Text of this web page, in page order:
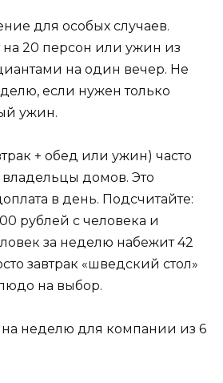
для особых случаев.
20 персон или ужин из
на один вечер. Не
если нужен только
ужин.
+ обед или ужин) часто
домов. Это
в день. Подсчитайте:
рублей с человека и
за неделю набежит 42
завтрак «шведский стол»
на выбор.
неделю для компании из 6